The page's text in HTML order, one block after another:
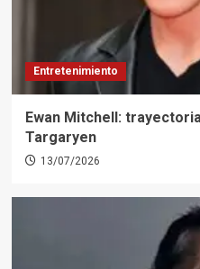
Entretenimiento
Ewan Mitchell:
Targaryen
13/07/2026